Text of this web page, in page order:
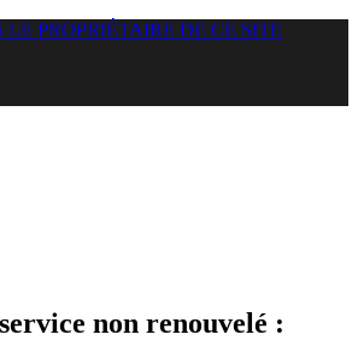
LE PROPRIÉTAIRE DE CE SITE
non renouvelé :